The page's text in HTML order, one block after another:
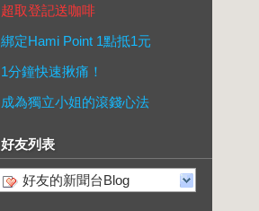
超取登記送咖啡
綁定Hami Point 1點抵1元
1分鐘快速揪痛！
成為獨立小姐的滾錢心法
好友列表
好友的新聞台Blog